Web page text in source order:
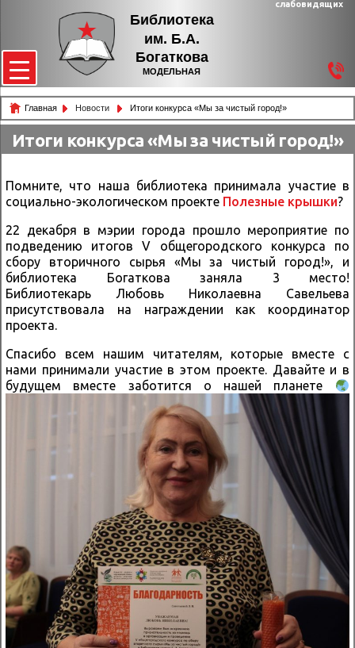
Библиотека
им. Б.А.
Богаткова
МОДЕЛЬНАЯ
слабовидящих
Главная Новости Итоги конкурса «Мы за чистый город!»
Итоги конкурса «Мы за чистый город!»
Помните, что наша библиотека принимала участие в
социально-экологическом проекте Полезные крышки?
22 декабря в мэрии города прошло мероприятие по
подведению итогов V общегородского конкурса по
сбору вторичного сырья «Мы за чистый город!», и
библиотека Богаткова заняла 3 место!
Библиотекарь Любовь Николаевна Савельева
присутствовала на награждении как координатор
проекта.
Спасибо всем нашим читателям, которые вместе с
нами принимали участие в этом проекте. Давайте и в
будущем вместе заботится о нашей планете